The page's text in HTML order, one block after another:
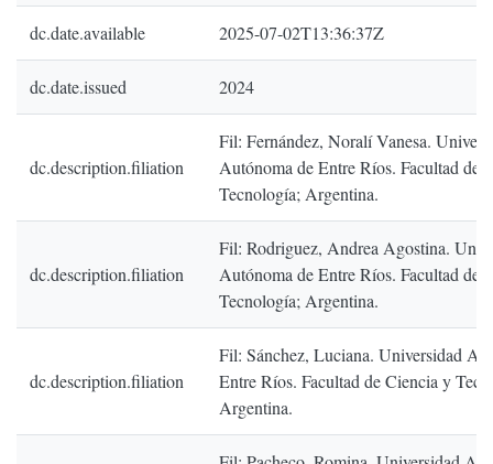
dc.date.available 2025-07-02T13:36:37Z
dc.date.issued 2024
dc.description.filiation
Fil: Fernández, Noralí Vanesa.
Autónoma de Entre Ríos. Facultad de
Tecnología; Argentina.
dc.description.filiation
Fil: Rodriguez, Andrea Agostina.
Autónoma de Entre Ríos. Facultad de
Tecnología; Argentina.
dc.description.filiation
Fil: Sánchez, Luciana. Universidad
Entre Ríos. Facultad de Ciencia y
Argentina.